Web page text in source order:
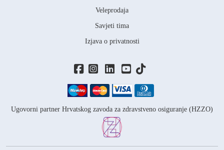
Ugovorni partner Hrvatskog zavoda za zdravstveno osiguranje (HZZO)
Veleprodaja
Savjeti tima
Izjava o privatnosti